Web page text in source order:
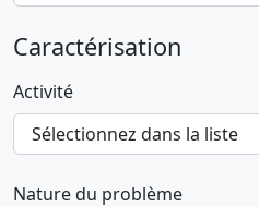
Caractérisation
Activité
Nature du problème